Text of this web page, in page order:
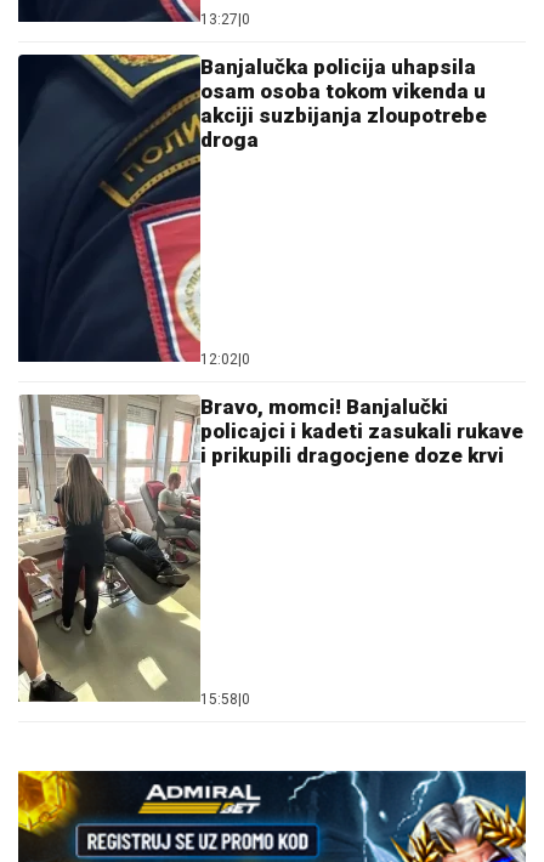
13:27 0
Banjalučka policija uhapsila
osam osoba tokom vikenda u
akciji suzbijanja zloupotrebe
droga
12:02 0
Bravo, momci! Banjalučki
policajci i kadeti zasukali rukave
i prikupili dragocjene doze krvi
15:58 0